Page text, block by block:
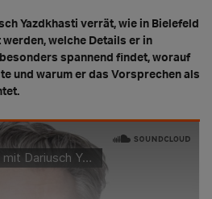
Yazdkhasti verrät, wie in Bielefeld
welche Details er in
spannend findet, worauf
und warum er das Vorsprechen als